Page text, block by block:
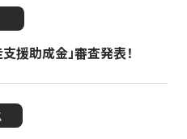
援助成金」審査発表！